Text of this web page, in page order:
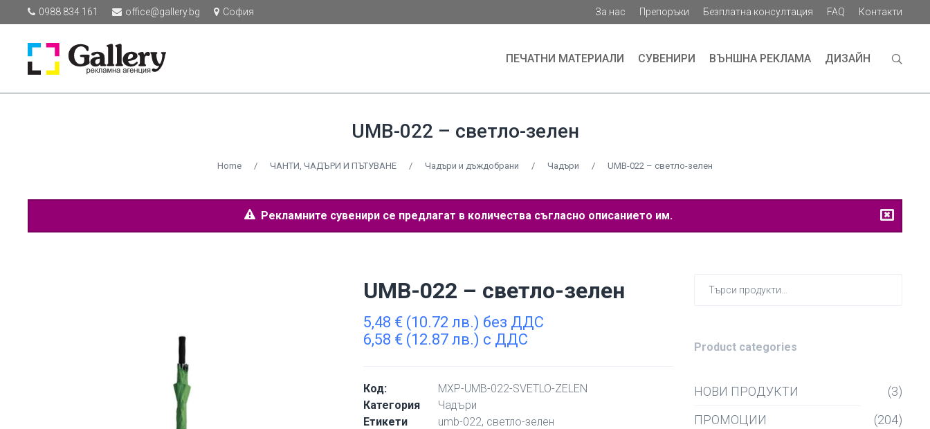
0988 834 161 office@gallery.bg София За нас Препоръки Безплатна консултация FAQ Контакти
ПЕЧАТНИ МАТЕРИАЛИ СУВЕНИРИ ВЪНШНА РЕКЛАМА ДИЗАЙН
UMB-022 – светло-зелен
Home / ЧАНТИ, ЧАДЪРИ И ПЪТУВАНЕ / Чадъри и дъждобрани / Чадъри / UMB-022 – светло-зелен
Рекламните сувенири се предлагат в количества съгласно описанието им.
UMB-022 – светло-зелен
5,48 € (10.72 лв.) без ДДС
6,58 € (12.87 лв.) с ДДС
Код:
MXP-UMB-022-SVETLO-ZELEN
Категория
Чадъри
Етикети
umb-022, светло-зелен
Product categories
НОВИ ПРОДУКТИ
(3)
ПРОМОЦИИ
(204)